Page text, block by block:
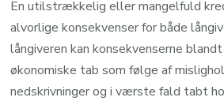
En utilstrækkelig eller mangelfuld
alvorlige konsekvenser for både
långiveren kan konsekvenserne
økonomiske tab som følge af
nedskrivninger og i værste fald tabt